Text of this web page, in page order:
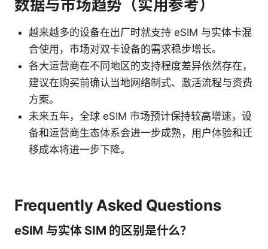
数据与市场趋势（实用参考）
越来越多的设备在出厂时就支持 eSIM 与实体卡混
合使用，市场对双卡设备的需求稳步增长。
各大运营商在不同地区的支持程度差异依然存在，
建议在购买前确认当地网络制式、激活流程与资费
方案。
未来五年，全球 eSIM 市场预计保持较高增速，设
备和运营商生态体系会进一步成熟，用户体验和迁
移成本将进一步下降。
Frequently Asked Questions
eSIM 与实体 SIM 的区别是什么？